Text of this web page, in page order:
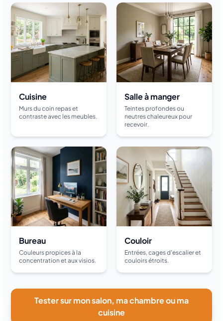
Cuisine
Murs du coin repas et
contraste avec les meubles.
Salle à manger
Teintes profondes ou
neutres chaleureux pour
recevoir.
Bureau
Couleurs propices à la
concentration et aux visios.
Couloir
Entrées, cages d'escalier et
couloirs étroits.
Tester sur mon salon, ma chambre ou ma
cuisine